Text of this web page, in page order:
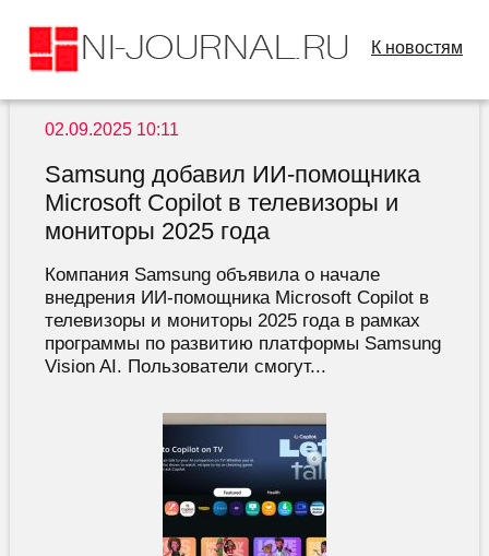
К новостям
02.09.2025 10:11
Samsung добавил ИИ-помощника
Microsoft Copilot в телевизоры и
мониторы 2025 года
Компания Samsung объявила о начале
внедрения ИИ-помощника Microsoft Copilot в
телевизоры и мониторы 2025 года в рамках
программы по развитию платформы Samsung
Vision AI. Пользователи смогут...